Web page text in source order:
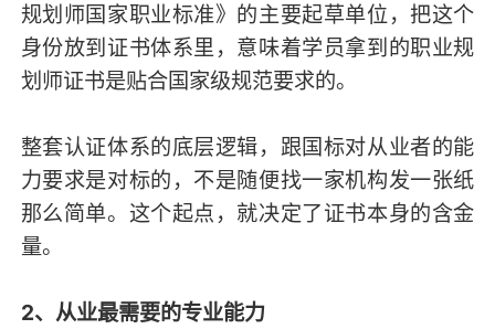
规划师国家职业标准》的主要起草单位，把这个
身份放到证书体系里，意味着学员拿到的职业规
划师证书是贴合国家级规范要求的。
整套认证体系的底层逻辑，跟国标对从业者的能
力要求是对标的，不是随便找一家机构发一张纸
那么简单。这个起点，就决定了证书本身的含金
量。
2、从业最需要的专业能力